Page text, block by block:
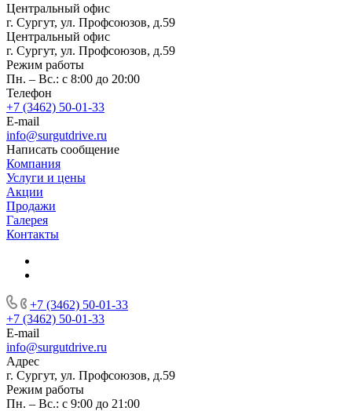
Центральный офис
г. Сургут, ул. Профсоюзов, д.59
Центральный офис
г. Сургут, ул. Профсоюзов, д.59
Режим работы
Пн. – Вс.: с 8:00 до 20:00
Телефон
+7 (3462) 50-01-33
E-mail
info@surgutdrive.ru
Написать сообщение
Компания
Услуги и цены
Акции
Продажи
Галерея
Контакты
+7 (3462) 50-01-33
+7 (3462) 50-01-33
E-mail
info@surgutdrive.ru
Адрес
г. Сургут, ул. Профсоюзов, д.59
Режим работы
Пн. – Вс.: с 9:00 до 21:00